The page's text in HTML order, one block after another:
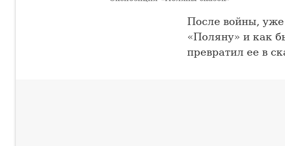
После войны,
«Поляну» и как
превратил ее в